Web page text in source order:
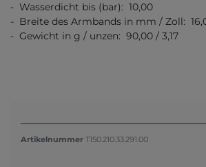
- Wasserdicht bis (bar): 10,00
- Breite des Armbands in mm / Zoll:
- Gewicht in g / unzen: 90,00 / 3,17
Artikelnummer T150.210.33.291.00